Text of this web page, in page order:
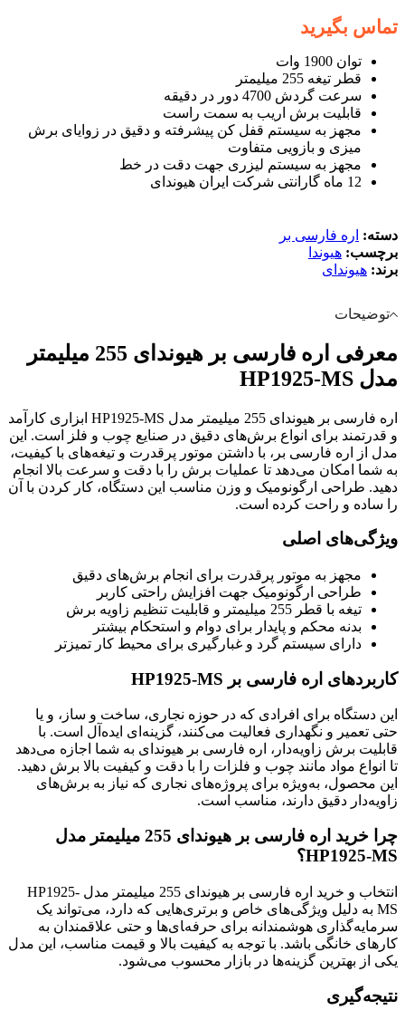
تماس بگیرید
توان 1900 وات
قطر تیغه 255 میلیمتر
سرعت گردش 4700 دور در دقیقه
قابلیت برش اریب به سمت راست
مجهز به سیستم قفل کن پیشرفته و دقیق در زوایای برش
میزی و بازویی متفاوت
مجهز به سیستم لیزری جهت دقت در خط
12 ماه گارانتی شرکت ایران هیوندای
دسته:
اره فارسی بر
برچسب: هیوندا
برند: هیوندای
توضیحات
معرفی اره فارسی بر هیوندای 255 میلیمتر
مدل HP1925-MS
اره فارسی بر هیوندای 255 میلیمتر مدل HP1925-MS ابزاری کارآمد
و قدرتمند برای انواع برش‌های دقیق در صنایع چوب و فلز است. این
مدل از اره فارسی بر، با داشتن موتور پرقدرت و تیغه‌های با کیفیت،
به شما امکان می‌دهد تا عملیات برش را با دقت و سرعت بالا انجام
دهید. طراحی ارگونومیک و وزن مناسب این دستگاه، کار کردن با آن
را ساده و راحت کرده است.
ویژگی‌های اصلی
مجهز به موتور پرقدرت برای انجام برش‌های دقیق
طراحی ارگونومیک جهت افزایش راحتی کاربر
تیغه با قطر 255 میلیمتر و قابلیت تنظیم زاویه برش
بدنه محکم و پایدار برای دوام و استحکام بیشتر
دارای سیستم گرد و غبارگیری برای محیط کار تمیزتر
کاربردهای اره فارسی بر HP1925-MS
این دستگاه برای افرادی که در حوزه نجاری، ساخت و ساز، و یا
حتی تعمیر و نگهداری فعالیت می‌کنند، گزینه‌ای ایده‌آل است. با
قابلیت برش زاویه‌دار، اره فارسی بر هیوندای به شما اجازه می‌دهد
تا انواع مواد مانند چوب و فلزات را با دقت و کیفیت بالا برش دهید.
این محصول، به‌ویژه برای پروژه‌های نجاری که نیاز به برش‌های
زاویه‌دار دقیق دارند، مناسب است.
چرا خرید اره فارسی بر هیوندای 255 میلیمتر مدل
HP1925-MS؟
انتخاب و خرید اره فارسی بر هیوندای 255 میلیمتر مدل HP1925-
MS به دلیل ویژگی‌های خاص و برتری‌هایی که دارد، می‌تواند یک
سرمایه‌گذاری هوشمندانه برای حرفه‌‍ای‌ها و حتی علاقمندان به
کارهای خانگی باشد. با توجه به کیفیت بالا و قیمت مناسب، این مدل
یکی از بهترین گزینه‌ها در بازار محسوب می‌شود.
نتیجه‌گیری